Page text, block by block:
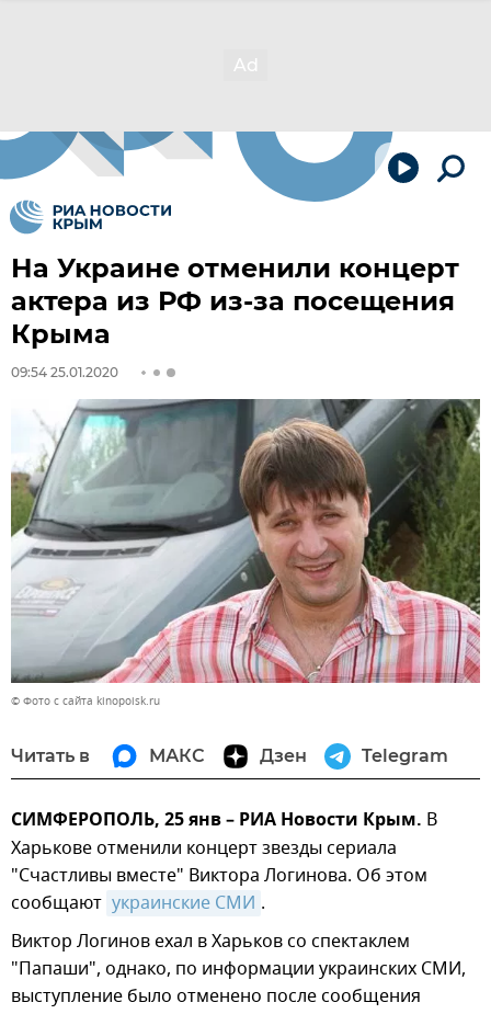
На Украине отменили концерт
актера из РФ из-за посещения
Крыма
09:54 25.01.2020
© Фото с сайта kinopoisk.ru
Читать в МАКС Дзен Telegram
СИМФЕРОПОЛЬ, 25 янв – РИА Новости Крым. В
Харькове отменили концерт звезды сериала
"Счастливы вместе" Виктора Логинова. Об этом
сообщают украинские СМИ .
Виктор Логинов ехал в Харьков со спектаклем
"Папаши", однако, по информации украинских СМИ,
выступление было отменено после сообщения